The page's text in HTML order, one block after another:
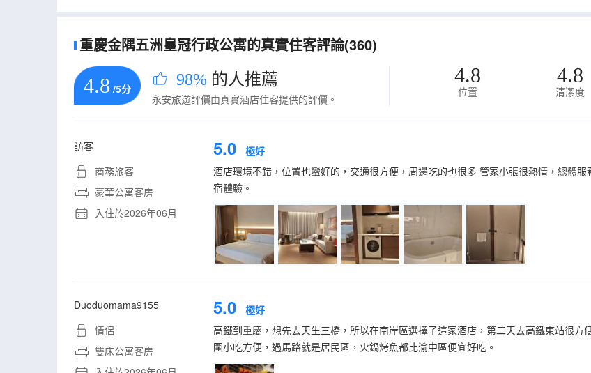
重慶金隅五洲皇冠行政公寓的真實住客評論(360)
4.8 /5分 98% 的人推薦
永安旅遊評價由真實酒店住客提供的評價。
4.8
位置
4.8
清潔度
訪客
商務旅客
豪華公寓客房
入住於2026年06月
5.0 極好
酒店環境不錯，位置也蠻好的，交通很方便，周邊吃的也很多 管家小張很熱情，總體
宿體驗。
Duoduomama9155
情侶
雙床公寓客房
5.0 極好
高鐵到重慶，想先去天生三橋，所以在南岸區選擇了這家酒店，第二天去高鐵東站很
圍小吃方便，過馬路就是居民區，火鍋烤魚都比渝中區便宜好吃。